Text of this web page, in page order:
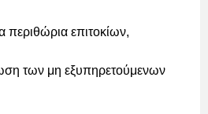
περιθώρια επιτοκίων,
των μη εξυπηρετούμενων